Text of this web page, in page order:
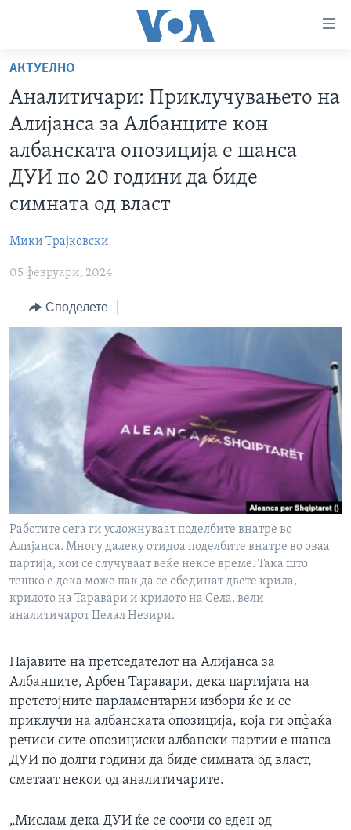
пристапност
Премини
на
главната
содржина
Премини
до
страната
навигација
Пребарувај
САД
МАКЕДОНИЈА
ЗДРАВЈЕ
НАУКА
УМЕТНОСТ И ЗАБАВА
ИНТЕРВЈУА
ФОТОГАЛЕРИИ
ДОКУМЕНТАРЦИ
АРХИВИРАНА ПРОГРАМА
ИЗБОРИ ВО САД 2020 - АРХИВА
Learning English
НАКУСО...
АКТУЕЛНО
Аналитичари: Приклучувањето на
Алијанса за Албанците кон
албанската опозиција e шанса
ДУИ по 20 години да биде
симната од власт
Мики Трајковски
05 февруари, 2024
Споделете
Работите сега ги усложнуваат поделбите внатре во
Алијанса. Многу далеку отидоа поделбите внатре во оваа
партија, кои се случуваат веќе некое време. Така што
тешко е дека може пак да се обединат двете крила,
крилото на Таравари и крилото на Села, вели
аналитичарот Џелал Незири.
Најавите на претседателот на Алијанса за
Албанците, Арбен Таравари, дека партијата на
претстојните парламентарни избори ќе и се
приклучи на албанската опозиција, која ги опфаќа
речиси сите опозициски албански партии е шанса
ДУИ по долги години да биде симната од власт,
сметаат некои од аналитичарите.
„Мислам дека ДУИ ќе се соочи со еден од